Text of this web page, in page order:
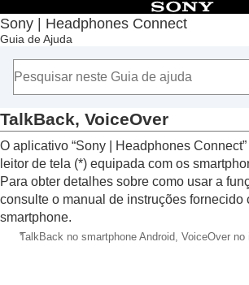
Sony | Headphones Connect
Guia de Ajuda
Índice
Início
Introdução
Como usar
Informações importantes
Solução de problemas
Acessibilidade
TalkBack
VoiceOver
Adaptive Sound Control
falar para bate-papo
Escuta Segura
TalkBack, VoiceOver
O aplicativo “Sony | Headphones Connect
leitor de tela (*) equipada com os
Para obter detalhes sobre como usar a
consulte o manual de instruções fornecido
smartphone.
*TalkBack no smartphone Android VoiceOver no